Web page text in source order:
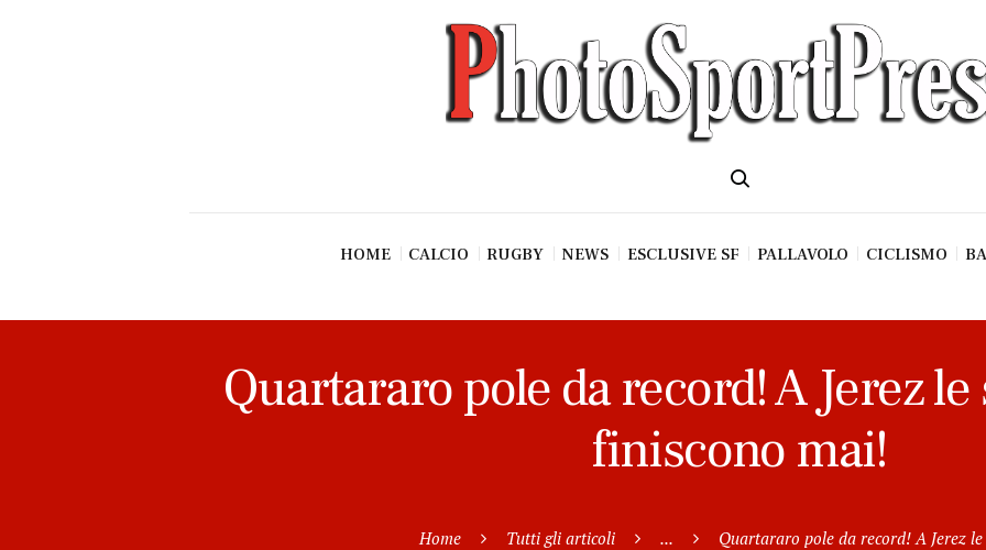
HOME CALCIO RUGBY NEWS ESCLUSIVE SF PALLAVOLO CICLISMO
Quartararo pole da record! A Jerez
finiscono mai!
Home Tutti gli articoli ... Quartararo pole da record! A Jerez le